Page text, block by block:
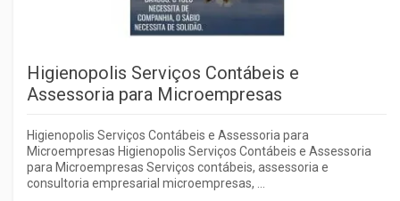
Higienopolis Serviços Contábeis e
Assessoria para Microempresas
Higienopolis Serviços Contábeis e Assessoria para
Microempresas Higienopolis Serviços Contábeis e Assessoria
para Microempresas Serviços contábeis, assessoria e
consultoria empresarial microempresas, ...